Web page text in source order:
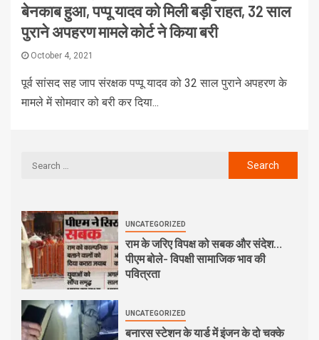
बेनकाब हुआ, पप्पू यादव को मिली बड़ी राहत, 32 साल
पुराने अपहरण मामले कोर्ट ने किया बरी
October 4, 2021
पूर्व सांसद सह जाप संरक्षक पप्पू यादव को 32 साल पुराने अपहरण के
मामले में सोमवार को बरी कर दिया...
UNCATEGORIZED
राम के जरिए विपक्ष को सबक और संदेश…
पीएम बोले- विपक्षी सामाजिक भाव की
पवित्रता
UNCATEGORIZED
बनारस स्टेशन के यार्ड में इंजन के दो चक्के